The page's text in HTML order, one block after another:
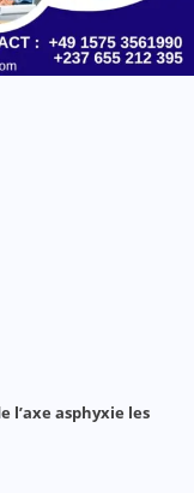
l’axe asphyxie les